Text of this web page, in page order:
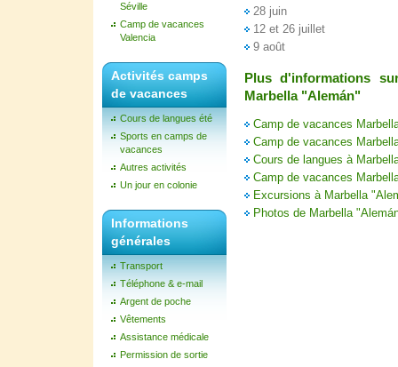
Séville
Camp de vacances
Valencia
Activités camps
de vacances
Cours de langues été
Sports en camps de
vacances
Autres activités
Un jour en colonie
Informations
générales
Transport
Téléphone & e-mail
Argent de poche
Vêtements
Assistance médicale
Permission de sortie
28 juin
12 et 26 juillet
9 août
Plus d'informations
Marbella "Alemán"
Camp de vacances
Camp de vacances
Cours de langues à
Camp de vacances
Excursions à Marbella
Photos de Marbella